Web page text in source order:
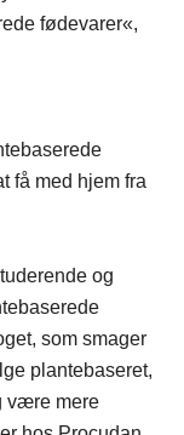
fødevarer«,
få med hjem fra
og
som smager
plantebaseret,
være mere